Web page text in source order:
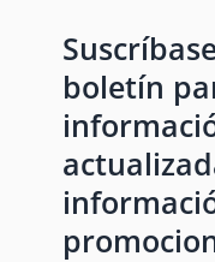
boletín